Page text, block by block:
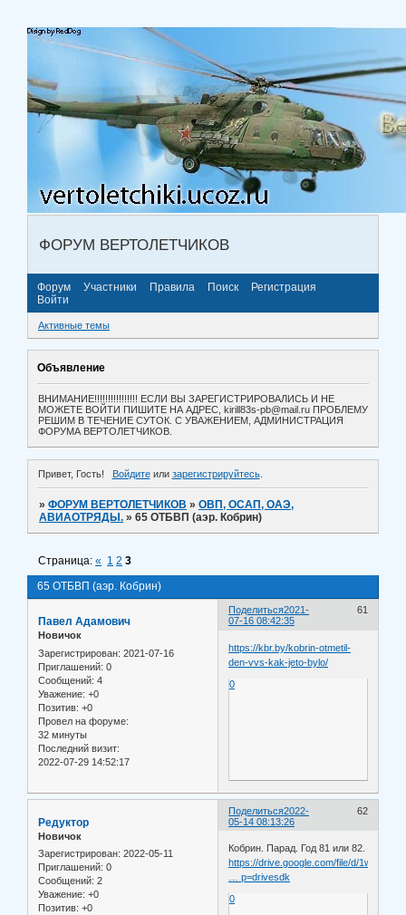
ФОРУМ ВЕРТОЛЕТЧИКОВ
Форум Участники Правила Поиск
Регистрация
Войти
Активные темы
Объявление
ВНИМАНИЕ!!!!!!!!!!!!!!!! ЕСЛИ ВЫ ЗАРЕГИСТРИРОВАЛИСЬ И НЕ
МОЖЕТЕ ВОЙТИ ПИШИТЕ НА АДРЕС, kirill83s-pb@mail.ru ПРОБЛЕМУ
РЕШИМ В ТЕЧЕНИЕ СУТОК. С УВАЖЕНИЕМ, АДМИНИСТРАЦИЯ
ФОРУМА ВЕРТОЛЕТЧИКОВ.
Привет, Гость! Войдитеили зарегистрируйтесь.
»ФОРУМ ВЕРТОЛЕТЧИКОВ »ОВП, ОСАП, ОАЭ,
АВИАОТРЯДЫ. »65 ОТБВП (аэр. Кобрин)
65 ОТБВП (аэр. Кобрин)
Страница:« 1 2 3
Поделиться 61
2021-
07-16 08:42:35
Павел Адамович
Новичок
Зарегистрирован: 2021-07-16
Приглашений: 0
Сообщений: 4
Уважение: +0
Позитив: +0
Провел на форуме:
32 минуты
Последний визит:
2022-07-29 14:52:17
https://kbr.by/kobrin-otmetil-
den-vvs-kak-jeto-bylo/
0
Поделиться 62
2022-
05-14 08:13:26
Редуктор
Новичок
Зарегистрирован: 2022-05-11
Приглашений: 0
Сообщений: 2
Уважение: +0
Позитив: +0
Кобрин. Парад. Год 81 или 82.
https://drive.google.com/file/d/1wwDbCR
… p=drivesdk
0